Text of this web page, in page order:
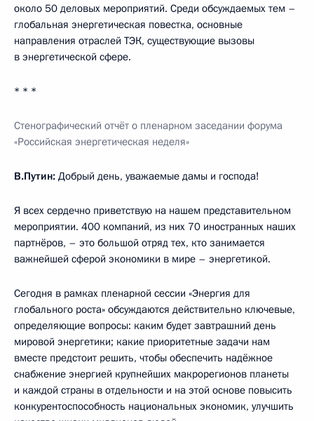
около 50 деловых мероприятий. Среди обсуждаемых тем –
глобальная энергетическая повестка, основные
направления отраслей ТЭК, существующие вызовы
в энергетической сфере.
* * *
Стенографический отчёт о пленарном заседании форума
«Российская энергетическая неделя»
В.Путин: Добрый день, уважаемые дамы и господа!
Я всех сердечно приветствую на нашем представительном
мероприятии. 400 компаний, из них 70 иностранных наших
партнёров, – это большой отряд тех, кто занимается
важнейшей сферой экономики в мире – энергетикой.
Сегодня в рамках пленарной сессии «Энергия для
глобального роста» обсуждаются действительно ключевые,
определяющие вопросы: каким будет завтрашний день
мировой энергетики; какие приоритетные задачи нам
вместе предстоит решить, чтобы обеспечить надёжное
снабжение энергией крупнейших макрорегионов планеты
и каждой страны в отдельности и на этой основе повысить
конкурентоспособность национальных экономик, улучшить